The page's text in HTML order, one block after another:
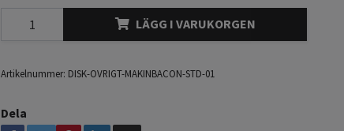
LÄGG I VARUKORGEN
Artikelnummer: DISK-OVRIGT-MAKINBACON-STD-01
Dela